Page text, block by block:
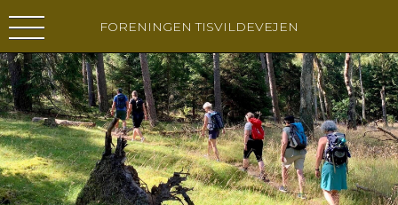
FORENINGEN TISVILDEVEJEN